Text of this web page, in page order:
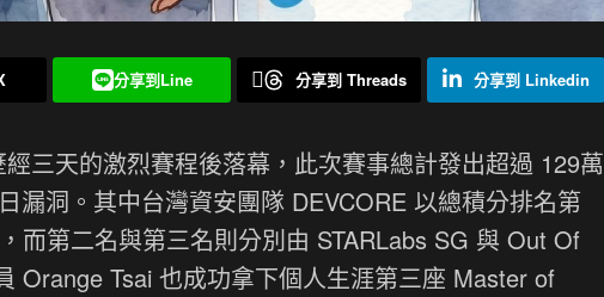
分享到Line 分享到 Threads 分享到 Linkedin
三天的激烈賽程後落幕，此次賽事總計發出超過 129萬
漏洞。其中台灣資安團隊 DEVCORE 以總積分排名第
而第二名與第三名則分別由 STARLabs SG 與 Out Of
Orange Tsai 也成功拿下個人生涯第三座 Master of